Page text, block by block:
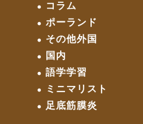
コラム
ポーランド
その他外国
国内
語学学習
ミニマリスト
足底筋膜炎